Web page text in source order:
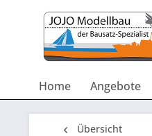
Home Angebote
Übersicht